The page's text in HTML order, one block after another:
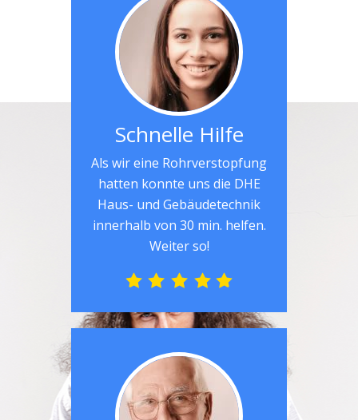
Schnelle Hilfe
Als wir eine Rohrverstopfung
hatten konnte uns die DHE
Haus- und Gebäudetechnik
innerhalb von 30 min. helfen.
Weiter so!